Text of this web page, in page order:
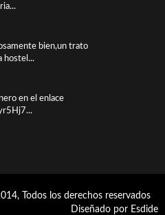
bien,un trato
hostel...
en el enlace
Todos los derechos reservados
Diseñado por Esdide